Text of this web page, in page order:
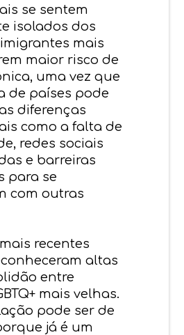
se sentem
isolados dos
mais
maior risco de
uma vez que
de países pode
diferenças
como a falta de
redes sociais
e barreiras
para se
com outras
recentes
altas
entre
mais velhas.
pode ser de
já é um